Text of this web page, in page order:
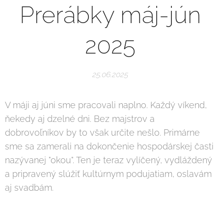
Prerábky máj-jún
2025
25.06.2025
V máji aj júni sme pracovali naplno. Každý víkend,
ňekedy aj dzelné dni. Bez majstrov a
dobrovoľníkov by to však určite nešlo. Primárne
sme sa zamerali na dokončenie hospodárskej časti
nazývanej "okou". Ten je teraz vylíčený, vydláždený
a pripravený slúžiť kultúrnym podujatiam, oslavám
aj svadbám.